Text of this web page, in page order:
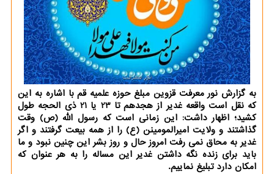
به گزارش نور معرفت قزوین مبلغ حوزه علمیه قم با اشاره به این
که نقل است واقعه غدیر از هجدهم تا 23 یا 21 ذی الحجه طول
کشید؛ اظهار داشت: این زمانی است که رسول الله (ص) وقت
گذاشتند و ولایت امیرالمومینن (ع) را از همه بیعت گرفتند و اگر
غدیر به محاق نمی رفت امروز حال و روز بشر این چنین نبود و ما
باید برای زنده نگه داشتن غدیر این مساله را به هر عنوان که
امکان دارد تبلیغ نماییم.